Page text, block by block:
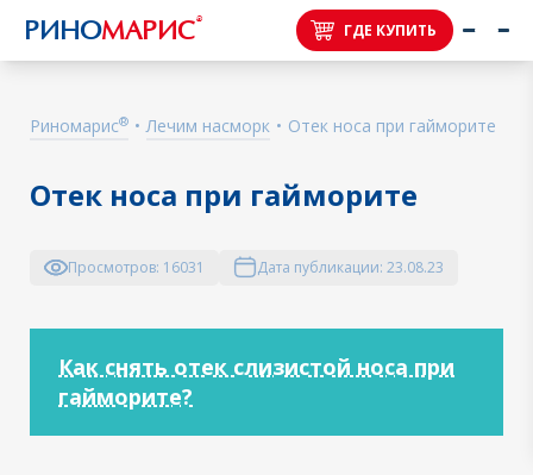
РИНОМАРИС®
ГДЕ КУПИТЬ
Риномарис® • Лечим насморк • Отек носа при гайморите
Отек носа при гайморите
Просмотров: 16031 Дата публикации: 23.08.23
Как снять отек слизистой носа при
гайморите?